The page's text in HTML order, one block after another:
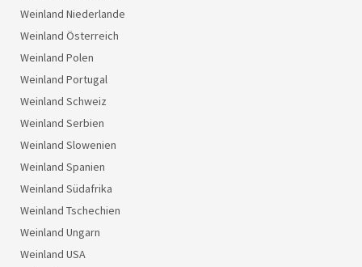
Weinland Niederlande
Weinland Österreich
Weinland Polen
Weinland Portugal
Weinland Schweiz
Weinland Serbien
Weinland Slowenien
Weinland Spanien
Weinland Südafrika
Weinland Tschechien
Weinland Ungarn
Weinland USA